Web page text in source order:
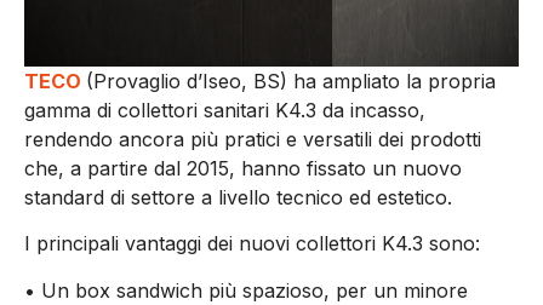
TECO (Provaglio d’Iseo, BS) ha ampliato la propria
gamma di collettori sanitari K4.3 da incasso,
rendendo ancora più pratici e versatili dei prodotti
che, a partire dal 2015, hanno fissato un nuovo
standard di settore a livello tecnico ed estetico.
I principali vantaggi dei nuovi collettori K4.3 sono:
• Un box sandwich più spazioso, per un minore